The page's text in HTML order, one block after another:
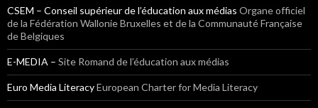
CSEM – Conseil supérieur de l’éducation aux médias Organe officiel
de la Fédération Wallonie Bruxelles et de la Communauté Française
de Belgiques
E-MEDIA – Site Romand de l’éducation aux médias
Euro Media LiteracyEuropean Charter for Media Literacy